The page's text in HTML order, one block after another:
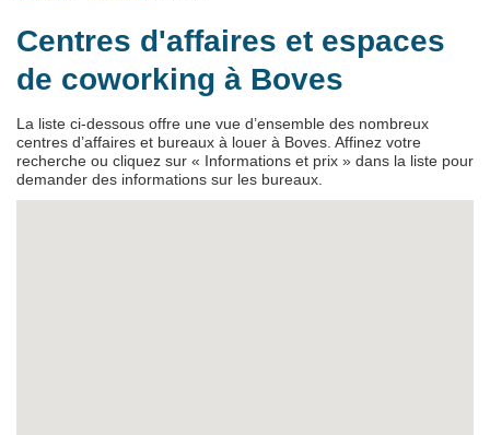
Centres d'affaires et espaces
de coworking à Boves
La liste ci-dessous offre une vue d’ensemble des nombreux
centres d’affaires et bureaux à louer à Boves. Affinez votre
recherche ou cliquez sur « Informations et prix » dans la liste pour
demander des informations sur les bureaux.